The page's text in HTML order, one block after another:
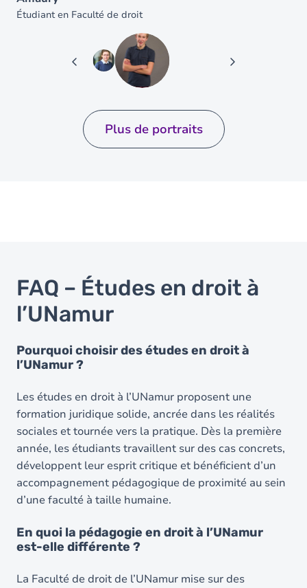
Étudiant en Faculté de droit
Étudiant en Faculté de droit
Plus de portraits
FAQ – Études en droit à
l’UNamur
Pourquoi choisir des études en droit à
l’UNamur ?
Les études en droit à l’UNamur proposent une
formation juridique solide, ancrée dans les réalités
sociales et tournée vers la pratique. Dès la première
année, les étudiants travaillent sur des cas concrets,
développent leur esprit critique et bénéficient d’un
accompagnement pédagogique de proximité au sein
d’une faculté à taille humaine.
En quoi la pédagogie en droit à l’UNamur
est-elle différente ?
La Faculté de droit de l’UNamur mise sur des